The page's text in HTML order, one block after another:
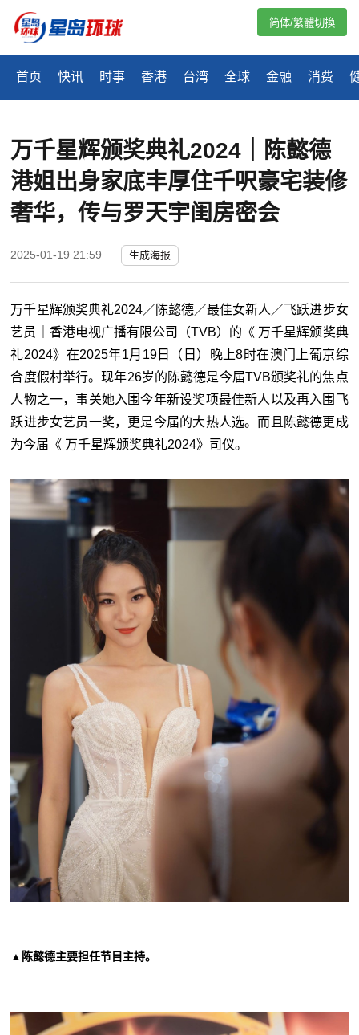
首页 快讯 时事 香港 台湾 全球 金融 消费
简体/繁體切換
万千星辉颁奖典礼2024｜陈懿德
港姐出身家底丰厚住千呎豪宅装修
奢华，传与罗天宇闺房密会
2025-01-19 21:59 生成海报
万千星辉颁奖典礼2024／陈懿德／最佳女新人／飞跃进步女
艺员｜香港电视广播有限公司（TVB）的《 万千星辉颁奖典
礼2024》在2025年1月19日（日）晚上8时在澳门上葡京综
合度假村举行。现年26岁的陈懿德是今届TVB颁奖礼的焦点
人物之一，事关她入围今年新设奖项最佳新人以及再入围飞
跃进步女艺员一奖，更是今届的大热人选。而且陈懿德更成
为今届《 万千星辉颁奖典礼2024》司仪。
▲陈懿德主要担任节目主持。